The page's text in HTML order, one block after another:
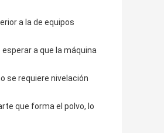
a la de equipos
a que la máquina
se requiere nivelación
que forma el polvo, lo